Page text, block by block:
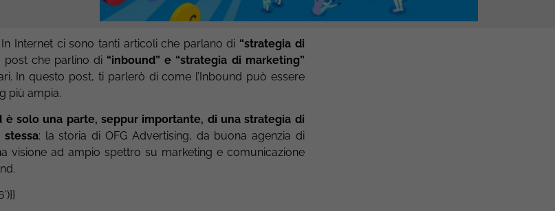
Internet ci sono tanti articoli che parlano di “strategia di
post che parlino di “inbound” e “strategia di marketing”
In questo post, ti parlerò di come l’Inbound può essere
più ampia.
è solo una parte, seppur importante, di una strategia di
: la storia di OFG Advertising, da buona agenzia di
visione ad ampio spettro su marketing e comunicazione